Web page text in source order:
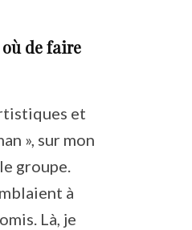
où de faire
et
», sur mon
groupe.
à
Là, je